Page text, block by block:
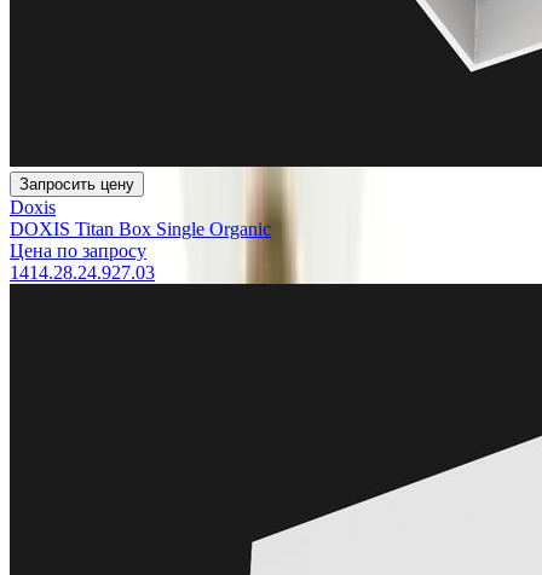
Запросить цену
Doxis
DOXIS Titan Box Single Organic
Цена по запросу
1414.28.24.927.03